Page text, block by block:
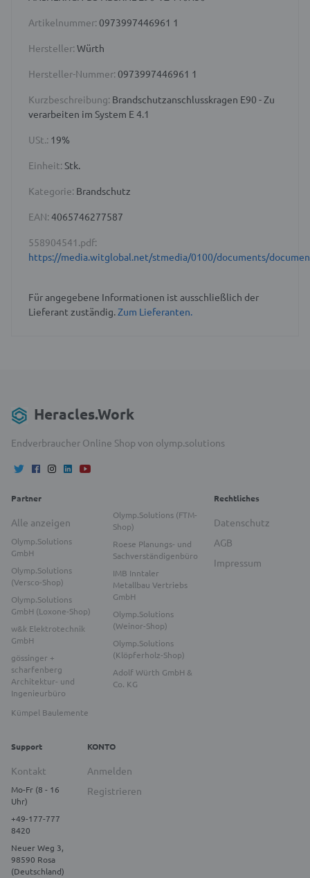
Artikelnummer: 0973997446961 1
Hersteller: Würth
Hersteller-Nummer: 0973997446961 1
Kurzbeschreibung: Brandschutzanschlusskragen E90 - Zu
verarbeiten im System E 4.1
USt.: 19%
Einheit: Stk.
Kategorie: Brandschutz
EAN: 4065746277587
558904541.pdf:
https://media.witglobal.net/stmedia/0100/documents/
Für angegebene Informationen ist ausschließlich der
Lieferant zuständig.Zum Lieferanten.
Heracles.Work
Endverbraucher Online Shop von olymp.solutions
Partner
Alle anzeigen
Olymp.Solutions
GmbH
Olymp.Solutions
(Versco-Shop)
Olymp.Solutions
GmbH (Loxone-Shop)
w&k Elektrotechnik
GmbH
gössinger +
scharfenberg
Architektur- und
Ingenieurbüro
Kümpel Baulemente
Olymp.Solutions (FTM-
Shop)
Roese Planungs- und
Sachverständigenbüro
IMB Inntaler
Metallbau Vertriebs
GmbH
Olymp.Solutions
(Weinor-Shop)
Olymp.Solutions
(Klöpferholz-Shop)
Adolf Würth GmbH &
Co. KG
Rechtliches
Datenschutz
AGB
Impressum
Support
Kontakt
Mo-Fr (8 - 16
Uhr)
+49-177-777
8420
Neuer Weg 3,
98590 Rosa
(Deutschland)
KONTO
Anmelden
Registrieren